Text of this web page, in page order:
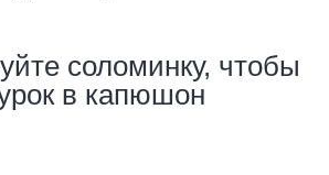
соломинку, чтобы
в капюшон